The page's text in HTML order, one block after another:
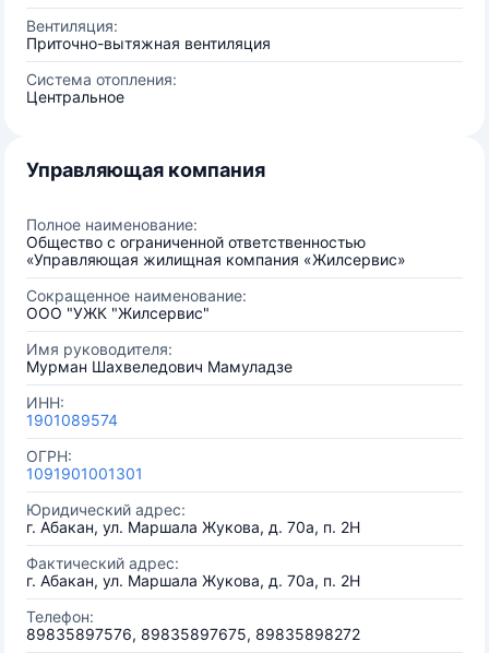
Вентиляция:
Приточно-вытяжная вентиляция
Система отопления:
Центральное
Управляющая компания
Полное наименование:
Общество с ограниченной ответственностью
«Управляющая жилищная компания «Жилсервис»
Сокращенное наименование:
ООО "УЖК "Жилсервис"
Имя руководителя:
Мурман Шахвеледович Мамуладзе
ИНН:
1901089574
ОГРН:
1091901001301
Юридический адрес:
г. Абакан, ул. Маршала Жукова, д. 70а, п. 2Н
Фактический адрес:
г. Абакан, ул. Маршала Жукова, д. 70а, п. 2Н
Телефон:
89835897576, 89835897675, 89835898272